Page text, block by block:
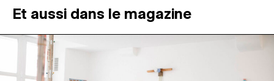
ATELIERS OUVERTS
PROGRAMMATION
Et aussi dans le magazine